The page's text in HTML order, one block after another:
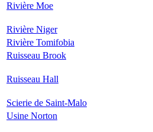
Rivière Moe
Rivière Niger
Rivière Tomifobia
Ruisseau Brook
Ruisseau Hall
Scierie de Saint-Malo
Usine Norton